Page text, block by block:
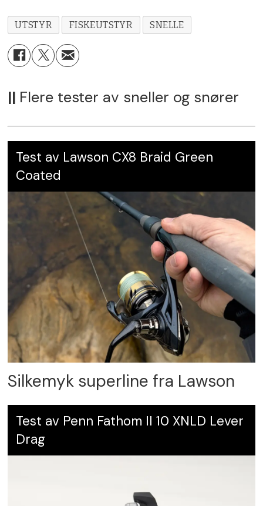
Leverandør:Rapala VMC Norway AS,
elbe.no
pengene!
UTSTYR FISKEUTSTYR SNELLE
|| Flere tester av sneller og snører
Test av Lawson CX8 Braid Green
Coated
Silkemyk superline fra Lawson
Test av Penn Fathom II 10 XNLD Lever
Drag